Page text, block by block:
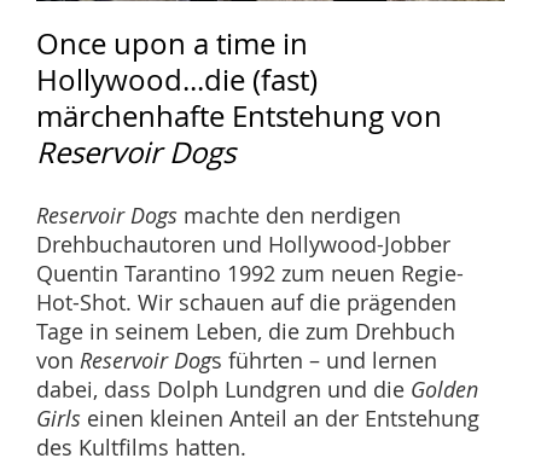
Once upon a time in
Hollywood...die (fast)
märchenhafte Entstehung von
Reservoir Dogs
Reservoir Dogs machte den nerdigen
Drehbuchautoren und Hollywood-Jobber
Quentin Tarantino 1992 zum neuen Regie-
Hot-Shot. Wir schauen auf die prägenden
Tage in seinem Leben, die zum Drehbuch
von Reservoir Dogs führten – und lernen
dabei, dass Dolph Lundgren und die Golden
Girls einen kleinen Anteil an der Entstehung
des Kultfilms hatten.